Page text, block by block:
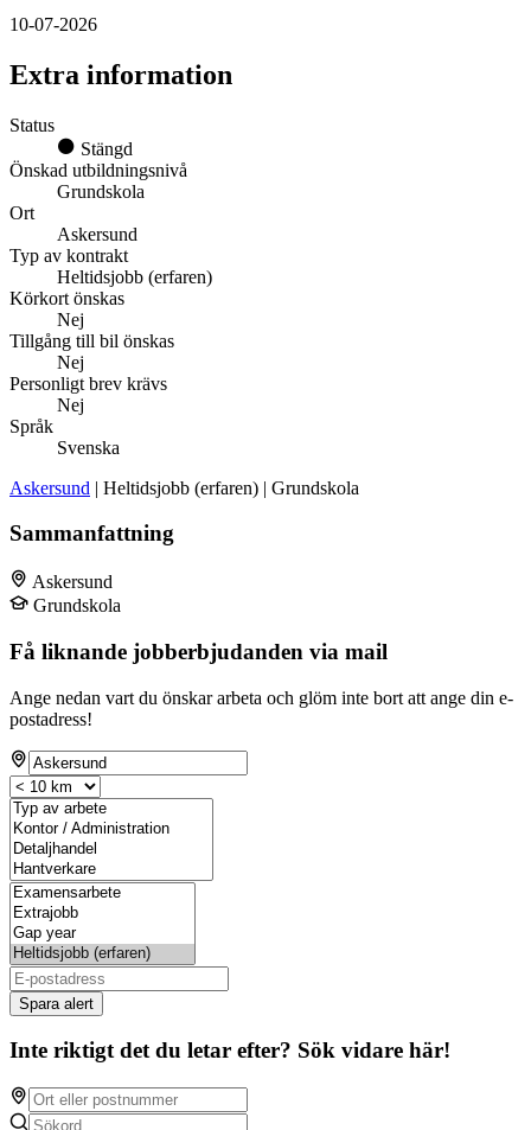
10-07-2026
Extra information
Status
Stängd
Önskad utbildningsnivå
Grundskola
Ort
Askersund
Typ av kontrakt
Heltidsjobb (erfaren)
Körkort önskas
Nej
Tillgång till bil önskas
Nej
Personligt brev krävs
Nej
Språk
Svenska
Askersund | Heltidsjobb (erfaren) | Grundskola
Sammanfattning
Askersund
Grundskola
Få liknande jobberbjudanden via mail
Ange nedan vart du önskar arbeta och glöm inte bort att ange din e-
postadress!
Spara alert
Inte riktigt det du letar efter? Sök vidare här!